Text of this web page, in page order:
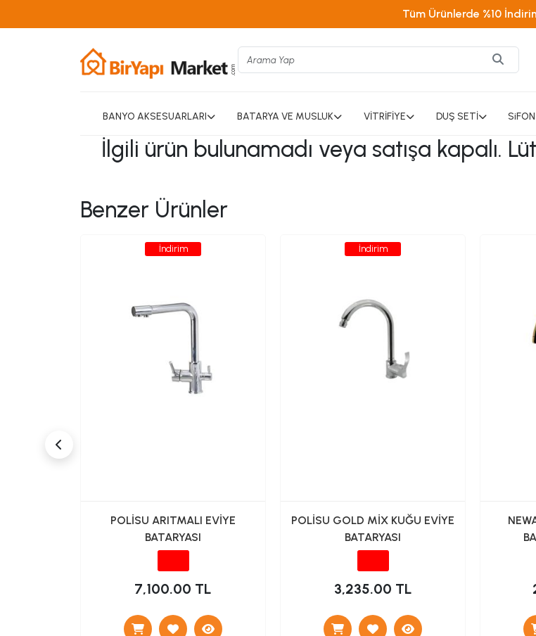
Tüm Ürünlerde %10
BANYO AKSESUARLARI BATARYA VE MUSLUK VİTRİFİYE DUŞ SETİ SiFON
İlgili ürün bulunamadı veya satışa kapalı.
Benzer Ürünler
İndirim
POLİSU ARITMALI EVİYE
BATARYASI
7,100.00 TL
İndirim
POLİSU GOLD MİX KUĞU EVİYE
BATARYASI
3,235.00 TL